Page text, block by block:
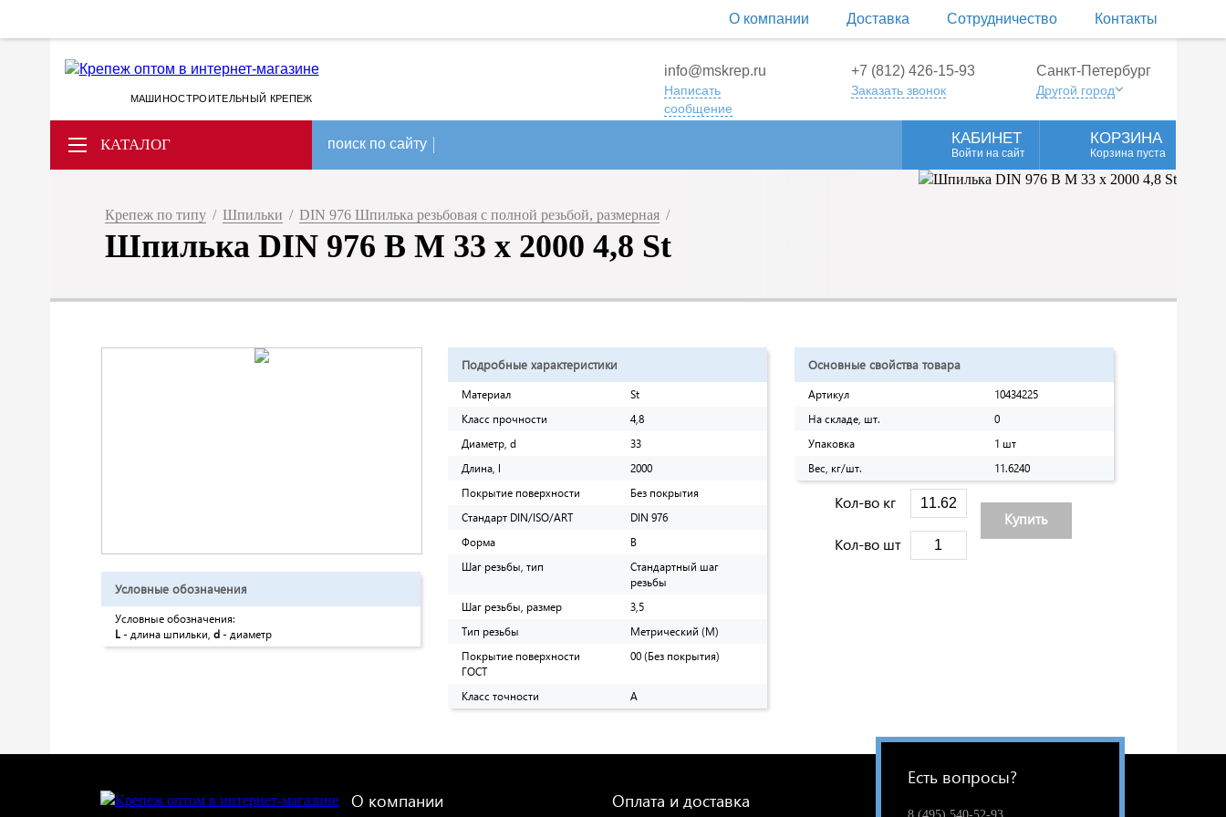
О компании Доставка Сотрудничество Контакты
МАШИНОСТРОИТЕЛЬНЫЙ КРЕПЕЖ
info@mskrep.ru
Написать
сообщение
+7 (812) 426-15-93
Заказать звонок
Санкт-Петербург
Другой город
КАТАЛОГ поиск по сайту КАБИНЕТ
Войти на сайт
КОРЗИНА
Корзина пуста
Крепеж по типу / Шпильки / DIN 976 Шпилька резьбовая с полной резьбой, размерная /
Шпилька DIN 976 B M 33 х 2000 4,8 St
Условные обозначения
Условные обозначения:
L- длина шпильки, d- диаметр
Подробные характеристики
Материал
St
Класс прочности
4,8
Диаметр, d
33
Длина, l
2000
Покрытие поверхности
Без покрытия
Стандарт DIN/ISO/ART
DIN 976
Форма
B
Шаг резьбы, тип
Стандартный шаг
резьбы
Шаг резьбы, размер
3,5
Тип резьбы
Метрический (M)
Покрытие поверхности
ГОСТ
00 (Без покрытия)
Класс точности A
Основные свойства товара
Артикул
10434225
На складе, шт.
0
Упаковка
1 шт
Вес, кг/шт.
11.6240
Кол-во кг
Кол-во шт
Купить
О компании Оплата и доставка
Есть вопросы?